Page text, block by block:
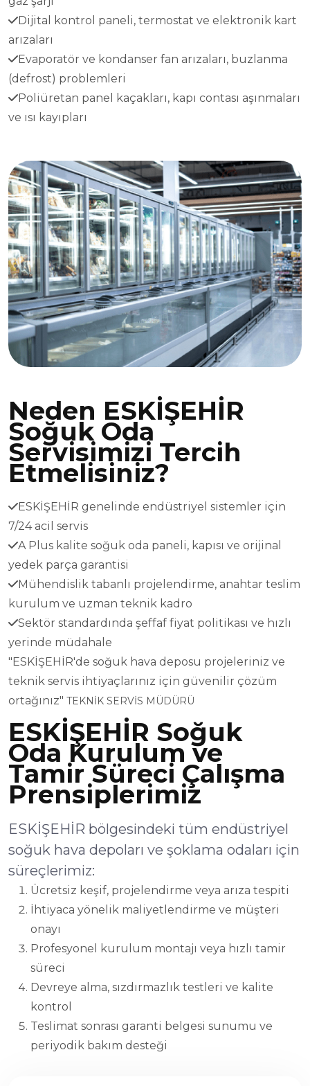
Dijital kontrol paneli, termostat ve elektronik kart
arızaları
Evaporatör ve kondanser fan arızaları, buzlanma
(defrost) problemleri
Poliüretan panel kaçakları, kapı contası aşınmaları
ve ısı kayıpları
Neden ESKİŞEHİR
Soğuk Oda
Servisimizi Tercih
Etmelisiniz?
ESKİŞEHİR genelinde endüstriyel sistemler için
7/24 acil servis
A Plus kalite soğuk oda paneli, kapısı ve orijinal
yedek parça garantisi
Mühendislik tabanlı projelendirme, anahtar teslim
kurulum ve uzman teknik kadro
Sektör standardında şeffaf fiyat politikası ve hızlı
yerinde müdahale
"ESKİŞEHİR'de soğuk hava deposu projeleriniz ve
teknik servis ihtiyaçlarınız için güvenilir çözüm
ortağınız" TEKNİK SERVİS MÜDÜRÜ
ESKİŞEHİR Soğuk
Oda Kurulum ve
Tamir Süreci Çalışma
Prensiplerimiz
ESKİŞEHİR bölgesindeki tüm endüstriyel
soğuk hava depoları ve şoklama odaları için
süreçlerimiz:
Ücretsiz keşif, projelendirme veya arıza tespiti
İhtiyaca yönelik maliyetlendirme ve müşteri
onayı
Profesyonel kurulum montajı veya hızlı tamir
süreci
Devreye alma, sızdırmazlık testleri ve kalite
kontrol
Teslimat sonrası garanti belgesi sunumu ve
periyodik bakım desteği